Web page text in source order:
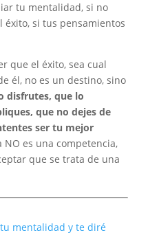
tu mentalidad, si no
si tus pensamientos
que el éxito, sea cual
él, no es un destino, sino
disfrutes, que lo
que no dejes de
ser tu mejor
NO es una competencia,
que se trata de una
mentalidad y te diré